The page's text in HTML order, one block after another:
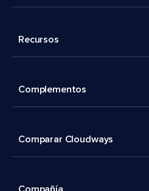
Recursos
Complementos
Comparar Cloudways